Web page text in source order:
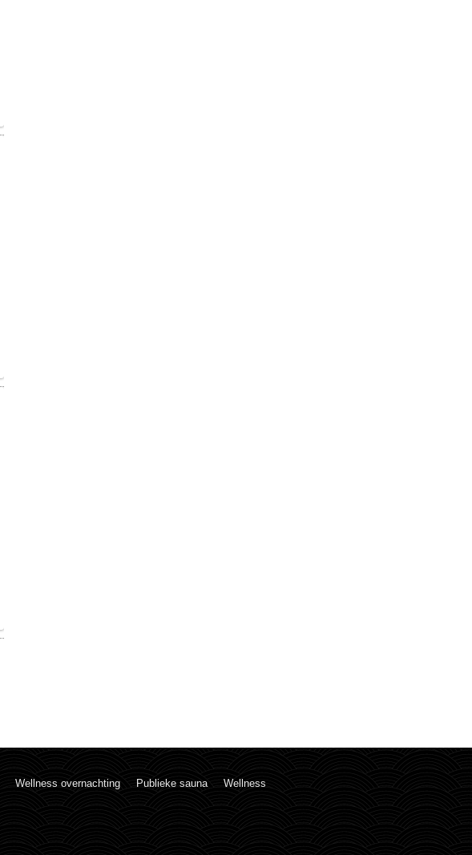
Wellness overnachting Publieke sauna Wellness